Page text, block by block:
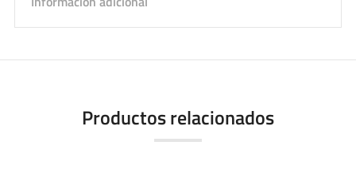
Productos relacionados